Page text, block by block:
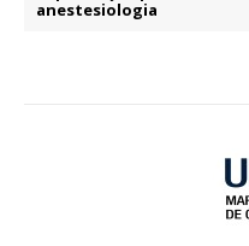
anestesiologia